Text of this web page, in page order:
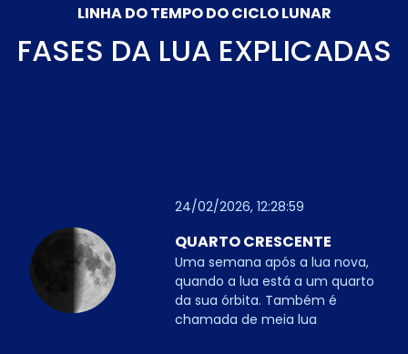
LINHA DO TEMPO DO CICLO LUNAR
FASES DA LUA EXPLICADAS
24/02/2026, 12:28:59
QUARTO CRESCENTE
Uma semana após a lua nova,
quando a lua está a um quarto
da sua órbita. Também é
chamada de meia lua